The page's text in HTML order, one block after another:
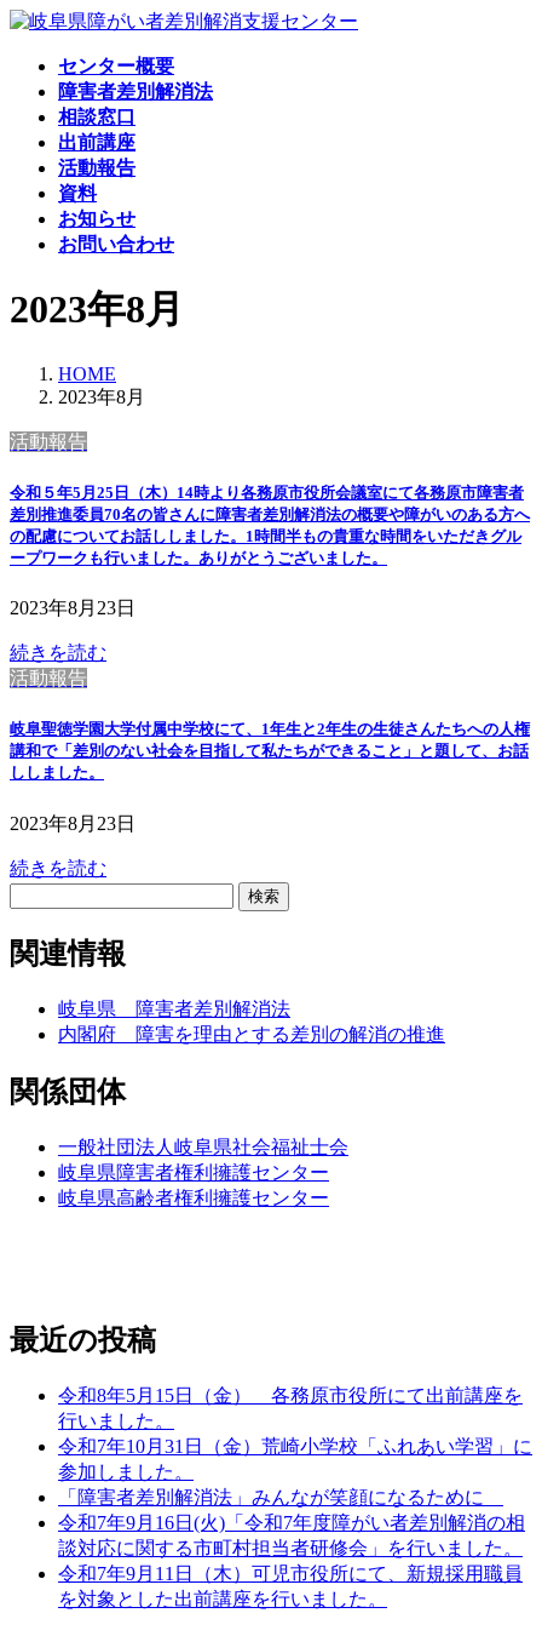
コ
ナ
センター概要
障害者差別解消法
相談窓口
出前講座
活動報告
資料
お知らせ
お問い合わせ
2023年8月
HOME
2023年8月
活動報告
令和５年5月25日（木）14時より各務原市役所会議室にて各務原市障害者
差別推進委員70名の皆さんに障害者差別解消法の概要や障がいのある方へ
の配慮についてお話ししました。1時間半もの貴重な時間をいただきグル
ープワークも行いました。ありがとうございました。
2023年8月23日
続きを読む
活動報告
岐阜聖徳学園大学付属中学校にて、1年生と2年生の生徒さんたちへの人権
講和で「差別のない社会を目指して私たちができること」と題して、お話
ししました。
2023年8月23日
続きを読む
関連情報
岐阜県 障害者差別解消法
内閣府 障害を理由とする差別の解消の推進
関係団体
一般社団法人岐阜県社会福祉士会
岐阜県障害者権利擁護センター
岐阜県高齢者権利擁護センター
最近の投稿
令和8年5月15日（金） 各務原市役所にて出前講座を
行いました。
令和7年10月31日（金）荒崎小学校「ふれあい学習」に
参加しました。
「障害者差別解消法」みんなが笑顔になるために
令和7年9月16日(火)「令和7年度障がい者差別解消の相
談対応に関する市町村担当者研修会」を行いました。
令和7年9月11日（木）可児市役所にて、新規採用職員
を対象とした出前講座を行いました。